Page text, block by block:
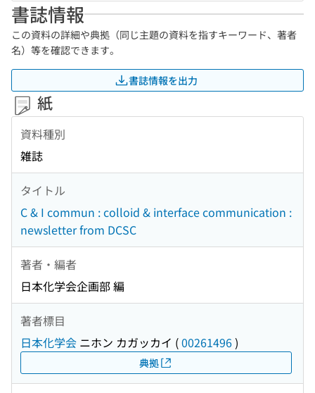
書誌情報
この資料の詳細や典拠（同じ主題の資料を指すキーワード、著者
名）等を確認できます。
書誌情報を出力
紙
資料種別
雑誌
タイトル
C & I commun : colloid & interface communication :
newsletter from DCSC
著者・編者
日本化学会企画部 編
著者標目
日本化学会 ニホン カガッカイ (00261496)
典拠